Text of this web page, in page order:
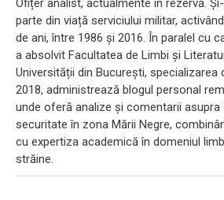
parte din viață serviciului militar,
de ani, între 1986 și 2016. În paralel cu
a absolvit Facultatea de Limbi și
Universității din București, specializarea
2018, administrează blogul personal
unde oferă analize și comentarii asupra
securitate în zona Mării Negre,
cu expertiza academică în domeniul
străine.